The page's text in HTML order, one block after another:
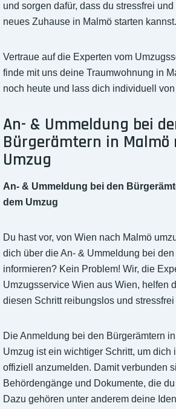
und sorgen dafür, dass du stressfrei
neues Zuhause in Malmö starten kannst.
Vertraue auf die Experten vom
finde mit uns deine Traumwohnung in
noch heute und lass dich individuell
An- & Ummeldung bei
Bürgerämtern in Malmö
Umzug
An- & Ummeldung bei den
dem Umzug
Du hast vor, von Wien nach Malmö
dich über die An- & Ummeldung bei
informieren? Kein Problem! Wir, die
Umzugsservice Wien aus Wien, helfen
diesen Schritt reibungslos und
Die Anmeldung bei den Bürgerämtern
Umzug ist ein wichtiger Schritt, um dich
offiziell anzumelden. Damit verbunden
Behördengänge und Dokumente, die
Dazu gehören unter anderem deine